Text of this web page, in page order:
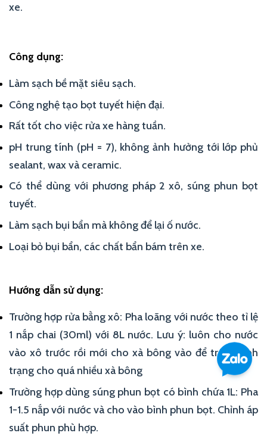
xe.
Công dụng:
Làm sạch bề mặt siêu sạch.
Công nghệ tạo bọt tuyết hiện đại.
Rất tốt cho việc rửa xe hàng tuần.
pH trung tính (pH = 7), không ảnh hưởng tới lớp phủ
sealant, wax và ceramic.
Có thể dùng với phương pháp 2 xô, súng phun bọt
tuyết.
Làm sạch bụi bẩn mà không để lại ố nước.
Loại bỏ bụi bẩn, các chất bẩn bám trên xe.
Hướng dẫn sử dụng:
Trường hợp rửa bằng xô: Pha loãng với nước theo tỉ lệ
1 nắp chai (30ml) với 8L nước. Lưu ý: luôn cho nước
vào xô trước rồi mới cho xà bông vào để tránh tình
trạng cho quá nhiều xà bông
Trường hợp dùng súng phun bọt có bình chứa 1L: Pha
1-1.5 nắp với nước và cho vào bình phun bọt. Chỉnh áp
suất phun phù hợp.